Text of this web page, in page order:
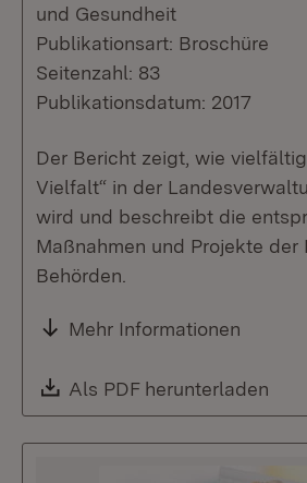
und Gesundheit
Publikationsart: Broschüre
Seitenzahl: 83
Publikationsdatum: 2017
Der Bericht zeigt, wie
Vielfalt“ in der
wird und beschreibt die
Maßnahmen und Projekte der
Behörden.
Mehr Informationen
Download:
Als PDF herunterladen